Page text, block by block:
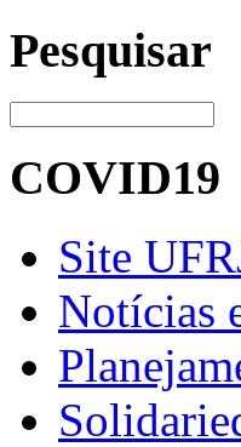
Pesquisar
COVID19
Site
Notícias